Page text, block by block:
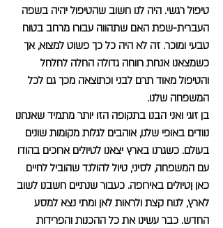
טיפול רגשי. היה לנו חשוב שהטיפול יהיה בשפה
העברית-שפת האם שתהווה עבורו מרחב בטוח
טבעי ומוכר. זה לא היה כל כך פשוט למצוא, אך
כשמצאנו אנחת רווחה גדולה החלה לחלחל
והטיפול מאוד תרם לבני וכתוצאה מכך גם לכל
המשפחה שלנו.
בן זוגי ואני הבנו בתקופה הזו יותר מתמיד שאנחנו
נוודים באופי שלנו, אוהבים לגלות מקומות שונים
בעולם. כשגרנו בארץ יצאנו לטיולים ארוכים בהודו
עם המשפחה, לסיני, טיול להולנד שהוביל לחיים
כאן ןטיולים באירופה. כעבור שנתיים חשבנו לשוב
לארץ, לנוח קצת ולראות לאן ומתי נצא למסע
החדש. כבר עשינו את כל ההכנות והפרידות